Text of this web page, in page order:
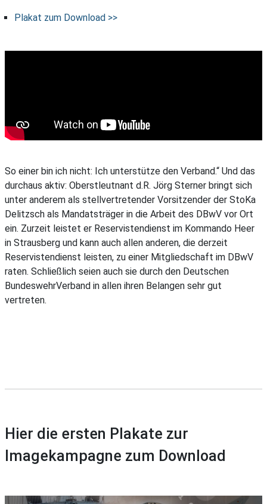
Plakat zum Download >>
So einer bin ich nicht: Ich unterstütze den Verband.“ Und das
durchaus aktiv: Oberstleutnant d.R. Jörg Sterner bringt sich
unter anderem als stellvertretender Vorsitzender der StoKa
Delitzsch als Mandatsträger in die Arbeit des DBwV vor Ort
ein. Zurzeit leistet er Reservistendienst im Kommando Heer
in Strausberg und kann auch allen anderen, die derzeit
Reservistendienst leisten, zu einer Mitgliedschaft im DBwV
raten. Schließlich seien auch sie durch den Deutschen
BundeswehrVerband in allen ihren Belangen sehr gut
vertreten.
Hier die ersten Plakate zur
Imagekampagne zum Download